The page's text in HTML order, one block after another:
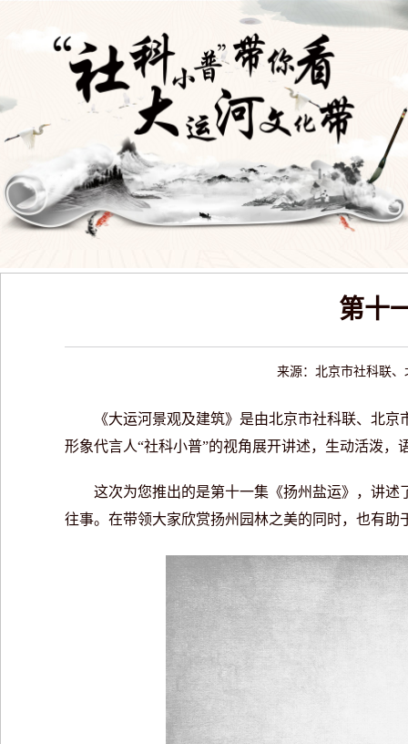
第十
来源：北京市社科联
《大运河景观及建筑》是由北京市社科联、北京
形象代言人“社科小普”的视角展开讲述，生动活泼
这次为您推出的是第十一集《扬州盐运》，讲述
往事。在带领大家欣赏扬州园林之美的同时，也有